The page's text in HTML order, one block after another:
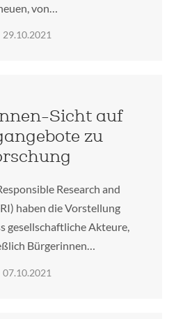
von…
29.10.2021
Sicht auf
zu
Research and
haben die Vorstellung
gesellschaftliche Akteure,
Bürgerinnen…
07.10.2021